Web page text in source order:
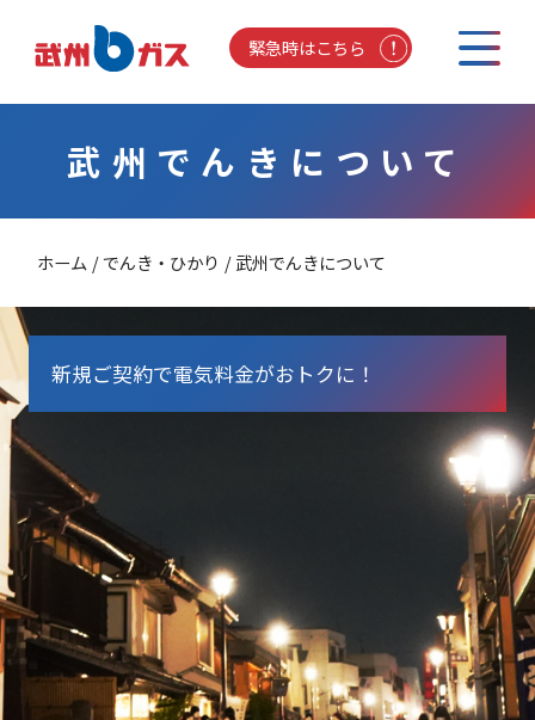
緊急時はこちら
武州でんきについて
ホーム でんき・ひかり 武州でんきについて
新規ご契約で電気料金がおトクに！